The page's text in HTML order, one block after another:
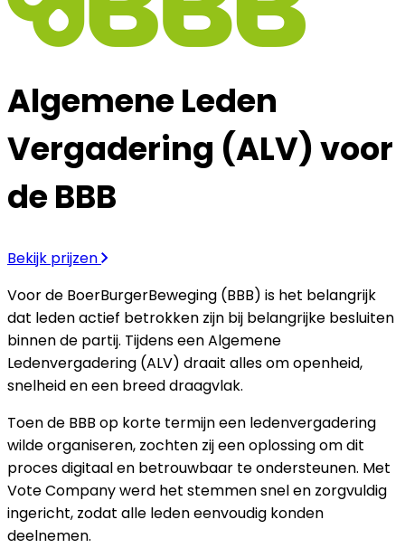
Algemene Leden
Vergadering (ALV) voor
de BBB
Bekijk prijzen
Voor de BoerBurgerBeweging (BBB) is het belangrijk
dat leden actief betrokken zijn bij belangrijke besluiten
binnen de partij. Tijdens een Algemene
Ledenvergadering (ALV) draait alles om openheid,
snelheid en een breed draagvlak.
Toen de BBB op korte termijn een ledenvergadering
wilde organiseren, zochten zij een oplossing om dit
proces digitaal en betrouwbaar te ondersteunen. Met
Vote Company werd het stemmen snel en zorgvuldig
ingericht, zodat alle leden eenvoudig konden
deelnemen.